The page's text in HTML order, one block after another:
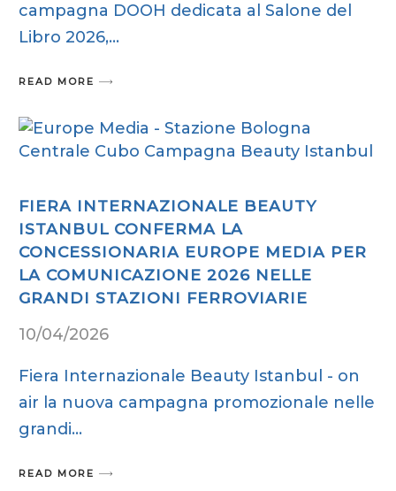
campagna DOOH dedicata al Salone del
Libro 2026,
READ MORE
FIERA INTERNAZIONALE BEAUTY
ISTANBUL CONFERMA LA
CONCESSIONARIA EUROPE MEDIA PER
LA COMUNICAZIONE 2026 NELLE
GRANDI STAZIONI FERROVIARIE
10/04/2026
Fiera Internazionale Beauty Istanbul - on
air la nuova campagna promozionale nelle
grandi
READ MORE